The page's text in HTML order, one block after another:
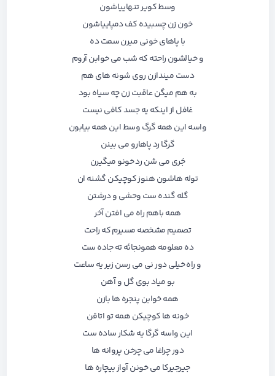
وسط کویر تنهاییاشون
خون زن چسبیده کف دمپاییاشون
با پاهای خونی میرن سمت ده
و خیالشون راحته که شب می خوابن آروم
دست میندازن روی شونه های هم
به هم میگن عاقبت زن چه سیاه بود
غافل از اینکه یه جسد کافی نیست
واسه این همه گرگ وسط این همه بیابون
گرگا رد پاهارو می بینن
جَری می شن رد خونو میگیرن
توله هاشون هنوز کوچیکن گشنه ان
گله گنده ست وحشی و درشتن
همه باهم راه می افتن آخر
تصمیم مشخصه مسیرم که راحت
ده معلومه همونجائه ته جاده ست
و راه خیلی دور نی می رسن زیر یه ساعت
بو میاد بوی گل و آهن
همه خوابن پنجره ها بازن
خونه ها کوچیکن همه تو اتاقن
این واسه گرگا یه شکار ساده ست
دور چراغا می چرخن پروانه ها
جیرجیرکا می خونن آواز بیچاره ها